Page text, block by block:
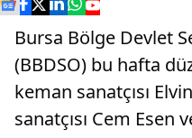
Bursa Bölge Devlet
(BBDSO) bu hafta
keman sanatçısı
sanatçısı Cem Esen